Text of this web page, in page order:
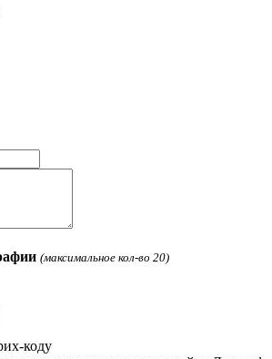
(максимальное кол-во 20)
коду